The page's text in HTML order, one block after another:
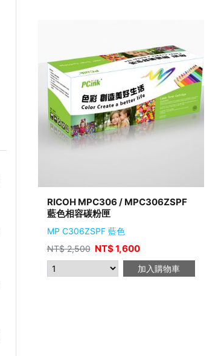
RICOH MPC306 / MPC306ZSPF
藍色相容碳粉匣
MP C306ZSPF 藍色
NT$2,500 NT$1,600
加入購物車